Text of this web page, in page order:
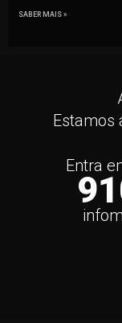
SABER MAIS »
Estamos
Entra